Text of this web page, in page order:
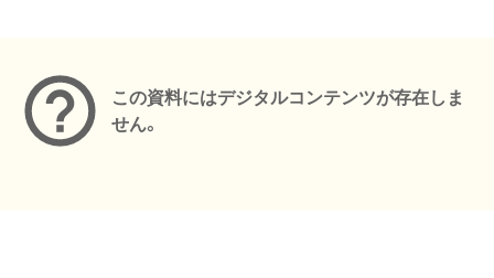
この資料にはデジタルコンテンツが存在しま
せん。